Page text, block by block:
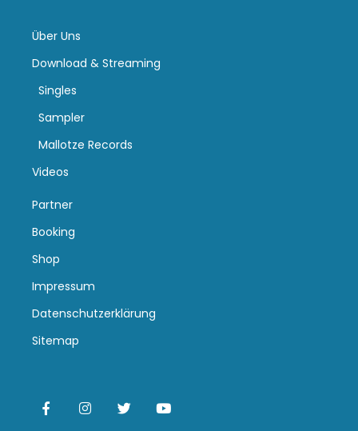
Über Uns
Download & Streaming
Singles
Sampler
Mallotze Records
Videos
Partner
Booking
Shop
Impressum
Datenschutzerklärung
Sitemap